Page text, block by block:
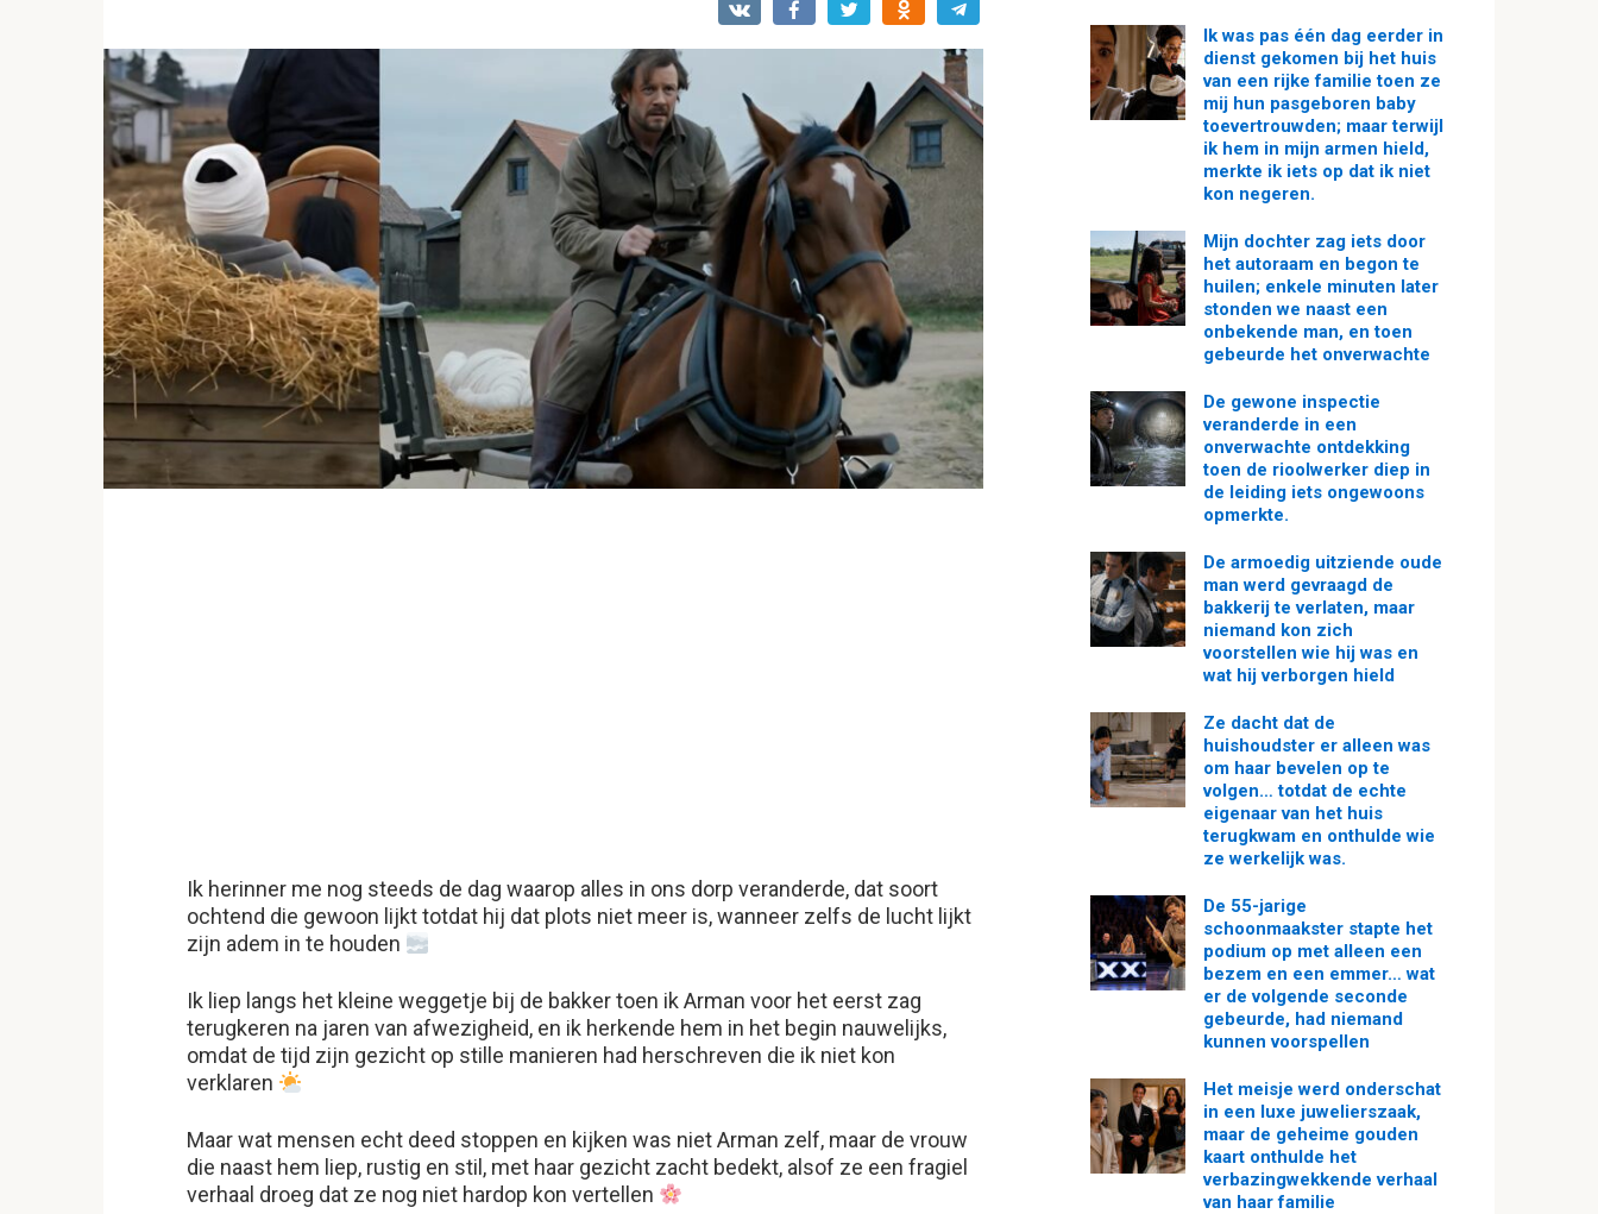
Ik herinner me nog steeds de dag waarop alles in ons dorp veranderde, dat soort
ochtend die gewoon lijkt totdat hij dat plots niet meer is, wanneer zelfs de lucht lijkt
zijn adem in te houden
Ik liep langs het kleine weggetje bij de bakker toen ik Arman voor het eerst zag
terugkeren na jaren van afwezigheid, en ik herkende hem in het begin nauwelijks,
omdat de tijd zijn gezicht op stille manieren had herschreven die ik niet kon
verklaren
Maar wat mensen echt deed stoppen en kijken was niet Arman zelf, maar de vrouw
die naast hem liep, rustig en stil, met haar gezicht zacht bedekt, alsof ze een fragiel
verhaal droeg dat ze nog niet hardop kon vertellen
Ik was pas één dag eerder in
dienst gekomen bij het huis
van een rijke familie toen ze
mij hun pasgeboren baby
toevertrouwden; maar terwijl
ik hem in mijn armen hield,
merkte ik iets op dat ik niet
kon negeren.
Mijn dochter zag iets door
het autoraam en begon te
huilen; enkele minuten later
stonden we naast een
onbekende man, en toen
gebeurde het onverwachte
De gewone inspectie
veranderde in een
onverwachte ontdekking
toen de rioolwerker diep in
de leiding iets ongewoons
opmerkte.
De armoedig uitziende oude
man werd gevraagd de
bakkerij te verlaten, maar
niemand kon zich
voorstellen wie hij was en
wat hij verborgen hield
Ze dacht dat de
huishoudster er alleen was
om haar bevelen op te
volgen… totdat de echte
eigenaar van het huis
terugkwam en onthulde wie
ze werkelijk was.
De 55-jarige
schoonmaakster stapte het
podium op met alleen een
bezem en een emmer… wat
er de volgende seconde
gebeurde, had niemand
kunnen voorspellen
Het meisje werd onderschat
in een luxe juwelierszaak,
maar de geheime gouden
kaart onthulde het
verbazingwekkende verhaal
van haar familie